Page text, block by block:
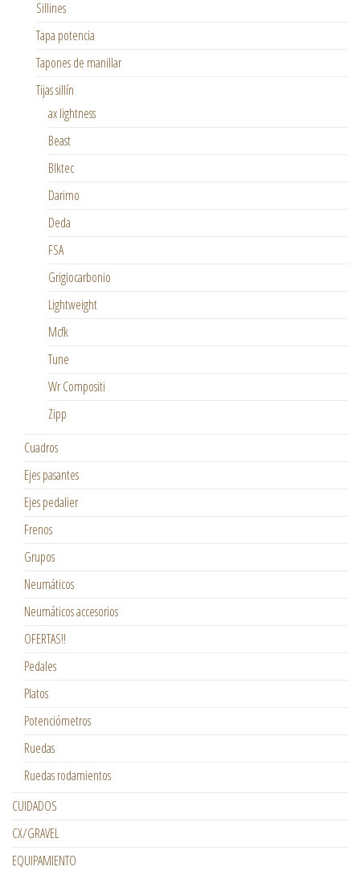
Sillines
Tapa potencia
Tapones de manillar
Tijas sillín
ax lightness
Beast
Blktec
Darimo
Deda
FSA
Grigiocarbonio
Lightweight
Mcfk
Tune
Wr Compositi
Zipp
Cuadros
Ejes pasantes
Ejes pedalier
Frenos
Grupos
Neumáticos
Neumáticos accesorios
OFERTAS!!
Pedales
Platos
Potenciómetros
Ruedas
Ruedas rodamientos
CUIDADOS
CX/GRAVEL
EQUIPAMIENTO